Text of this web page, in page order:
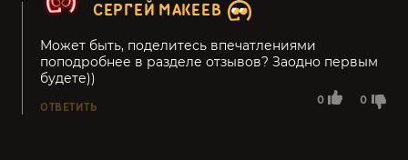
СЕРГЕЙ МАКЕЕВ
0 0
Может быть, поделитесь впечатлениями
поподробнее в разделе отзывов? Заодно первым
будете))
ОТВЕТИТЬ